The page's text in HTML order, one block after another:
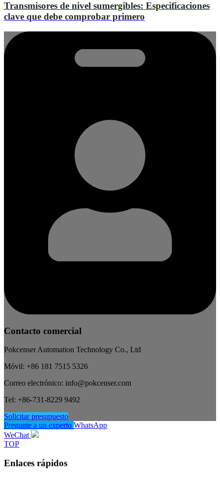
Transmisores de nivel sumergibles: Especificaciones
clave que debe comprobar primero
Contacto comercial
Pokcenser Automation Technology Co., Ltd
Móvil: +86 181 7515 5326
Correo electrónico: info@pokcenser.com
Tel: +86-731-8229 9492
Solicitar presupuesto
Pregunte a un experto WhatsApp
WeChat
TOP
Enlaces rápidos